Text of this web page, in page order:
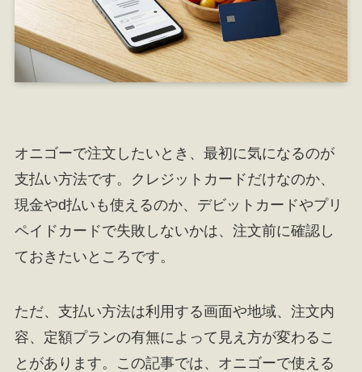
オニゴーで注文したいとき、最初に気になるのが
支払い方法です。クレジットカードだけなのか、
現金やd払いも使えるのか、デビットカードやプリ
ペイドカードで失敗しないかは、注文前に確認し
ておきたいところです。
ただ、支払い方法は利用する画面や地域、注文内
容、定額プランの有無によって見え方が変わるこ
とがあります。この記事では、オニゴーで使える